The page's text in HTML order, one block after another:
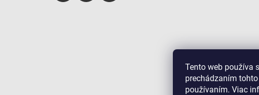
Tento web používa
prechádzaním
používaním. Viac